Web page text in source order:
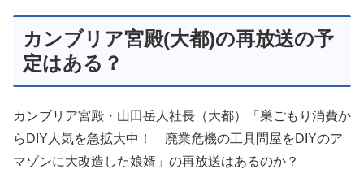
カンブリア宮殿(大都)の再放送の予
定はある？
カンブリア宮殿・山田岳人社長（大都）「巣ごもり消費か
らDIY人気を急拡大中！ 廃業危機の工具問屋をDIYのア
マゾンに大改造した娘婿」の再放送はあるのか？